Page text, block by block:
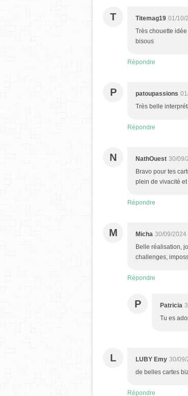
T Titemag19 01/10/
Très chouette
bisous
Répondre
P patoupassions
Très belle
Répondre
N NathOuest 30/09/
Bravo pour tes
plein de vivacité
Répondre
M Micha 30/09/2024
Belle réalisation,
challenges,
Répondre
P Patricia
Tu es
L LUBY Emy 30/09/
de belles cartes
Répondre